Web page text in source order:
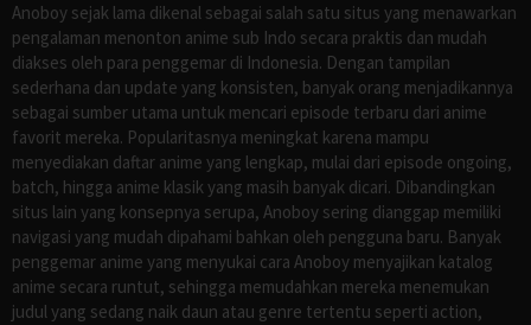
Anoboy sejak lama dikenal sebagai salah satu situs yang menawarkan
pengalaman menonton anime sub Indo secara praktis dan mudah
diakses oleh para penggemar di Indonesia. Dengan tampilan
sederhana dan update yang konsisten, banyak orang menjadikannya
sebagai sumber utama untuk mencari episode terbaru dari anime
favorit mereka. Popularitasnya meningkat karena mampu
menyediakan daftar anime yang lengkap, mulai dari episode ongoing,
batch, hingga anime klasik yang masih banyak dicari. Dibandingkan
situs lain yang konsepnya serupa, Anoboy sering dianggap memiliki
navigasi yang mudah dipahami bahkan oleh pengguna baru. Banyak
penggemar anime yang menyukai cara Anoboy menyajikan katalog
anime secara runtut, sehingga memudahkan mereka menemukan
judul yang sedang naik daun atau genre tertentu seperti action,